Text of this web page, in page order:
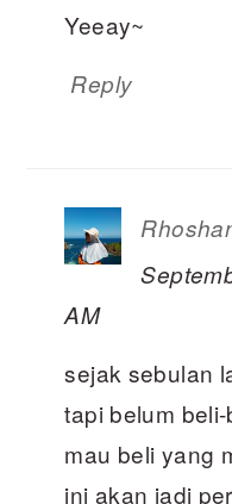
Yeeay~
Reply
AM
sejak sebulan
tapi belum
mau beli yang
ini akan jadi